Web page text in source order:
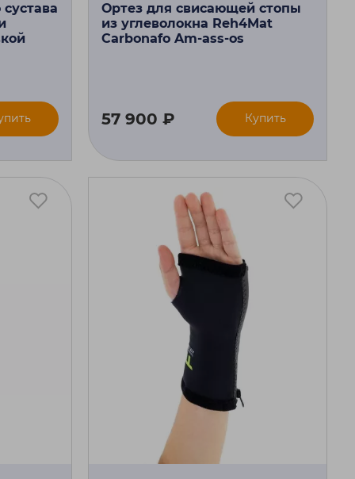
Ортез для свисающей стопы
из углеволокна Reh4Mat
Carbonafo Am-ass-os
57 900 ₽ Купить